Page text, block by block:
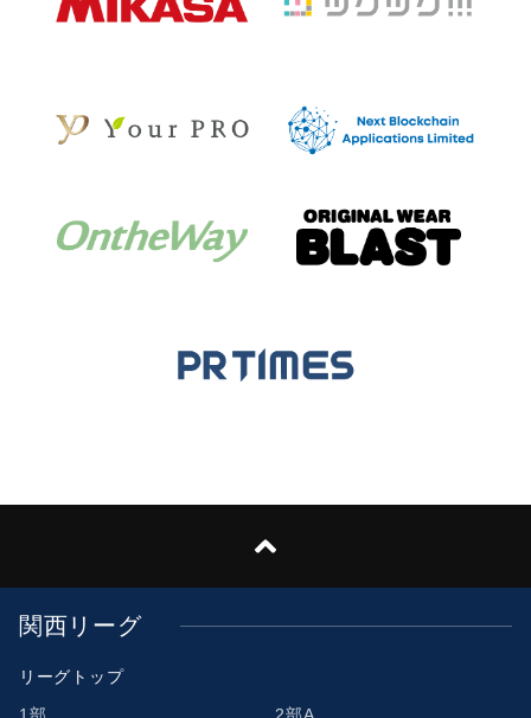
関西リーグ
リーグトップ
1部
2部A